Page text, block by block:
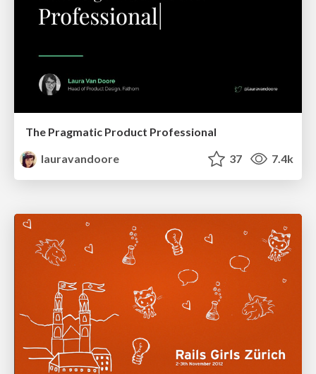
The Pragmatic Product Professional
lauravandoore
37 7.4k